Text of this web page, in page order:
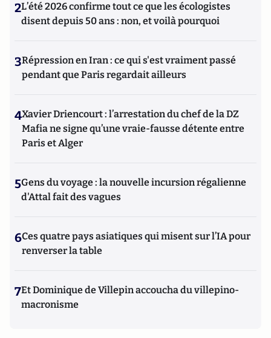
2L’été 2026 confirme tout ce que les écologistes
disent depuis 50 ans : non, et voilà pourquoi
3Répression en Iran : ce qui s'est vraiment passé
pendant que Paris regardait ailleurs
4Xavier Driencourt : l’arrestation du chef de la DZ
Mafia ne signe qu’une vraie-fausse détente entre
Paris et Alger
5Gens du voyage : la nouvelle incursion régalienne
d'Attal fait des vagues
6Ces quatre pays asiatiques qui misent sur l’IA pour
renverser la table
7Et Dominique de Villepin accoucha du villepino-
macronisme